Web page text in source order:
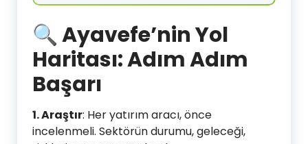
🔍 Ayavefe’nin Yol
Haritası: Adım Adım
Başarı
1. Araştır: Her yatırım aracı, önce
incelenmeli. Sektörün durumu, geleceği,